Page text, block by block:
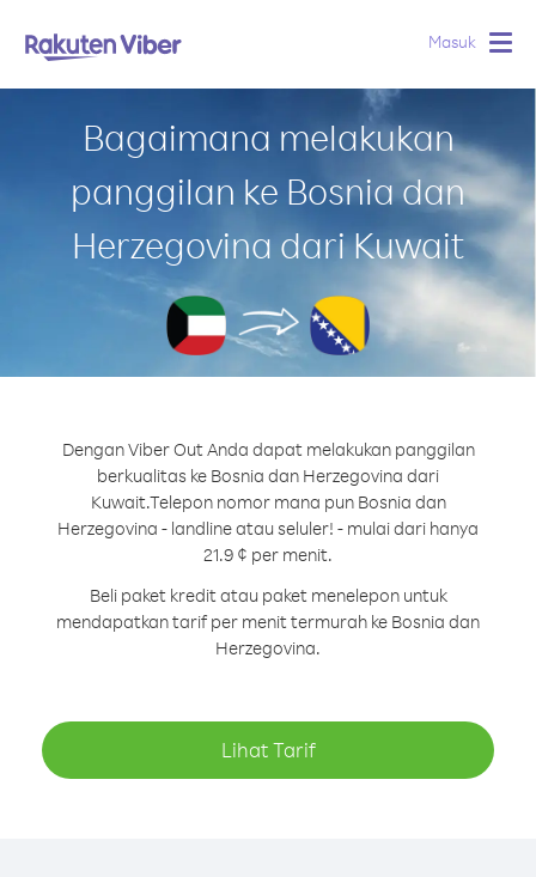
Masuk
Bagaimana melakukan
panggilan ke Bosnia dan
Herzegovina dari Kuwait
Dengan Viber Out Anda dapat melakukan panggilan
berkualitas ke Bosnia dan Herzegovina dari
Kuwait.Telepon nomor mana pun Bosnia dan
Herzegovina - landline atau seluler! - mulai dari hanya
21.9 ¢ per menit.
Beli paket kredit atau paket menelepon untuk
mendapatkan tarif per menit termurah ke Bosnia dan
Herzegovina.
Lihat Tarif